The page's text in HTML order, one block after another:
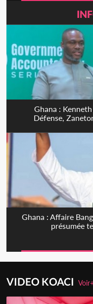
Ghana :
Défense,
Ghana : Affaire
présumée
VIDEO KOACI